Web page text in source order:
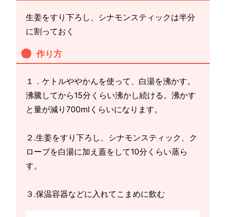
生姜をすり下ろし、シナモンスティックは半分
に割っておく
作り方
１．ケトルややかんを使って、白湯を沸かす。
沸騰してから15分くらい沸かし続ける。沸かす
と量が減り700mlくらいになります。
２.生姜をすり下ろし、シナモンスティック、ク
ローブを白湯に加え蓋をして10分くらい蒸ら
す。
３.保温容器などに入れてこまめに飲む